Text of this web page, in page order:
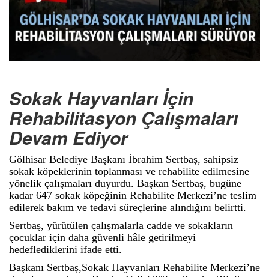
Sokak Hayvanları İçin
Rehabilitasyon Çalışmaları
Devam Ediyor
Gölhisar Belediye Başkanı İbrahim Sertbaş, sahipsiz
sokak köpeklerinin toplanması ve rehabilite edilmesine
yönelik çalışmaları duyurdu. Başkan Sertbaş, bugüne
kadar 647 sokak köpeğinin Rehabilite Merkezi’ne teslim
edilerek bakım ve tedavi süreçlerine alındığını belirtti.
Sertbaş, yürütülen çalışmalarla cadde ve sokakların
çocuklar için daha güvenli hâle getirilmeyi
hedeflediklerini ifade etti.
Başkanı Sertbaş,Sokak Hayvanları Rehabilite Merkezi’ne